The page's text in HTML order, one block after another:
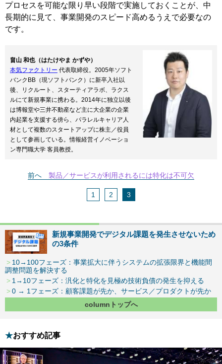
プロセスを可能な限り早い段階で実施しておくことが、中
長期的に見て、事業開発のスピード高めるうえで必要なの
です。
畠山 和也（はたけやま かずや）
本気ファクトリー 代表取締役。2005年ソフト
バンクBB（現ソフトバンク）に新卒入社以
後、リクルート、スターティアラボ、ラクス
ルにて新規事業に携わる。2014年に独立以後
は博報堂や三井不動産など主に大企業の企業
内起業を支援する傍ら、パラレルキャリア人
材として複数のスタートアップに株主／役員
として参画している。情報経営イノベーショ
ン専門職大学 客員教授。
前へ 製品／サービスが利用されるには特化は不可欠
1 2 3
新規事業開発でデジタル課題を発生させないため
の3条件
10→100フェーズ：事業拡大に伴うシステムの拡張限界と機能間
調整問題を解決する
1→10フェーズ：汎化と特化を見極め技術負債の発生を抑える
0 → 1フェーズ：顧客課題が先か、サービス／プロダクトが先か
columnトップへ
おすすめ記事